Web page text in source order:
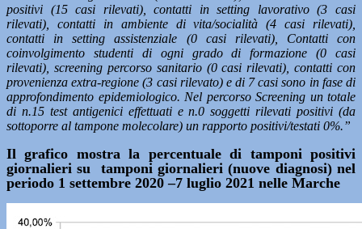
positivi (15 casi rilevati), contatti in setting lavorativo (3 casi
rilevati), contatti in ambiente di vita/socialità (4 casi rilevati),
contatti in setting assistenziale (0 casi rilevati), Contatti con
coinvolgimento studenti di ogni grado di formazione (0 casi
rilevati), screening percorso sanitario (0 casi rilevati), contatti con
provenienza extra-regione (3 casi rilevato) e di 7 casi sono in fase di
approfondimento epidemiologico. Nel percorso Screening un totale
di n.15 test antigenici effettuati e n.0 soggetti rilevati positivi (da
sottoporre al tampone molecolare) un rapporto positivi/testati 0%.”
Il grafico mostra la percentuale di tamponi positivi
giornalieri su tamponi giornalieri (nuove diagnosi) nel
periodo 1 settembre 2020 –7 luglio 2021 nelle Marche